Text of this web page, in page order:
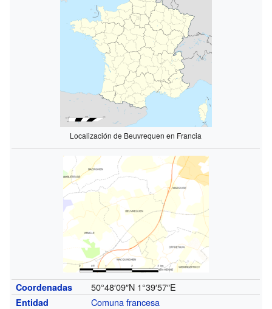
Localización de Beuvrequen en Francia
Coordenadas 50°48′09″N 1°39′57″E
Entidad
Comuna francesa